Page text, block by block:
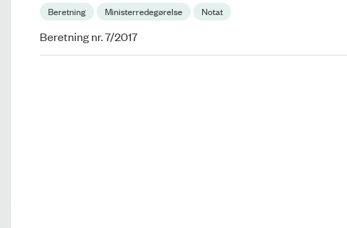
Beretning Ministerredegørelse Notat
Beretning nr. 7/2017